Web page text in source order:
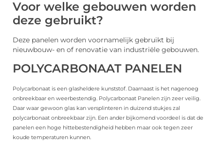
Voor welke gebouwen worden
deze gebruikt?
Deze panelen worden voornamelijk gebruikt bij
nieuwbouw- en of renovatie van industriële gebouwen.
POLYCARBONAAT PANELEN
Polycarbonaat is een glasheldere kunststof. Daarnaast is het nagenoeg
onbreekbaar en weerbestendig. Polycarbonaat Panelen zijn zeer veilig.
Daar waar gewoon glas kan versplinteren in duizend stukjes zal
polycarbonaat onbreekbaar zijn. Een ander bijkomend voordeel is dat de
panelen een hoge hittebestendigheid hebben maar ook tegen zeer
koude temperaturen kunnen.